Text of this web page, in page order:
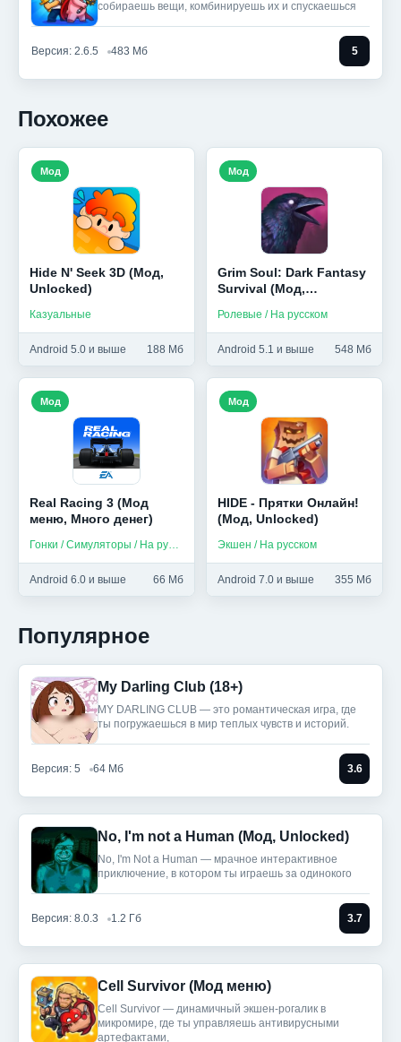
собираешь вещи, комбинируешь их и спускаешься
Версия: 2.6.5 483 Мб 5
Похожее
Hide N' Seek 3D (Мод,
Unlocked)
Казуальные
Android 5.0 и выше 188 Мб
Мод
Grim Soul: Dark Fantasy
Survival (Мод,
Ролевые / На русском
Android 5.1 и выше 548 Мб
Мод
Real Racing 3 (Мод
меню, Много денег)
Гонки / Симуляторы / На русском
Android 6.0 и выше 66 Мб
Мод
HIDE - Прятки Онлайн!
(Мод, Unlocked)
Экшен / На русском
Android 7.0 и выше 355 Мб
Мод
Популярное
My Darling Club (18+)
MY DARLING CLUB — это романтическая игра, где
ты погружаешься в мир теплых чувств и историй.
Версия: 5 64 Мб 3.6
No, I'm not a Human (Мод, Unlocked)
No, I'm Not a Human — мрачное интерактивное
приключение, в котором ты играешь за одинокого
Версия: 8.0.3 1.2 Гб 3.7
Cell Survivor (Мод меню)
Cell Survivor — динамичный экшен-рогалик в
микромире, где ты управляешь антивирусными
артефактами,